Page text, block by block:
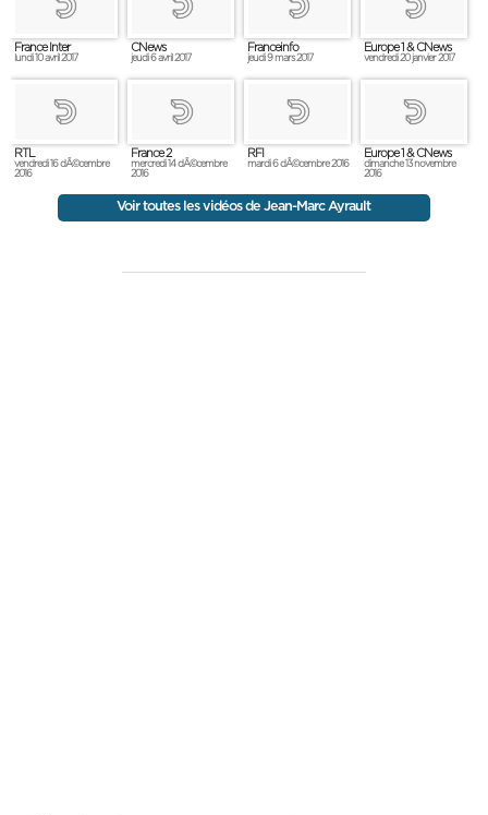
France Inter
lundi 10 avril 2017
CNews
jeudi 6 avril 2017
Franceinfo
jeudi 9 mars 2017
Europe 1 & CNews
vendredi 20 janvier 2017
RTL
vendredi 16 dÃ©cembre
2016
France 2
mercredi 14 dÃ©cembre
2016
RFI
mardi 6 dÃ©cembre 2016
Europe 1 & CNews
dimanche 13 novembre
2016
Voir toutes les vidéos de Jean-Marc Ayrault